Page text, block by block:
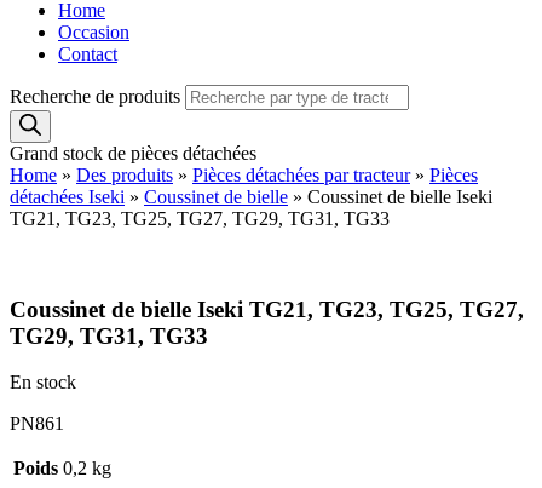
Home
Occasion
Contact
Recherche de produits
Grand stock de pièces détachées
Home » Des produits » Pièces détachées par tracteur» Pièces
détachées Iseki » Coussinet de bielle » Coussinet de bielle Iseki
TG21, TG23, TG25, TG27, TG29, TG31, TG33
Coussinet de bielle Iseki TG21, TG23, TG25, TG27,
TG29, TG31, TG33
En stock
PN861
Poids 0,2 kg